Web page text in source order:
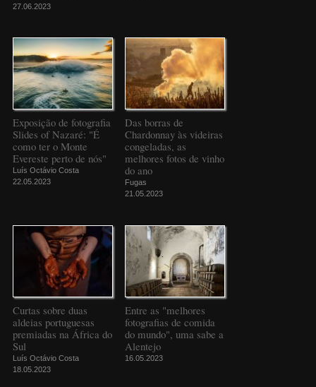
27.06.2023
Exposição de fotografia
Slides of Nazaré: "É
como ter o Monte
Evereste perto de nós"
Luís Octávio Costa
22.05.2023
Das borras de
Chardonnay às videiras
congeladas, as
melhores fotos de vinho
do ano
Fugas
21.05.2023
Curtas sobre duas
aldeias portuguesas
premiadas na África do
Sul
Luís Octávio Costa
18.05.2023
Entre as "melhores
fotografias de comida
do mundo", uma sabe a
Alentejo
16.05.2023